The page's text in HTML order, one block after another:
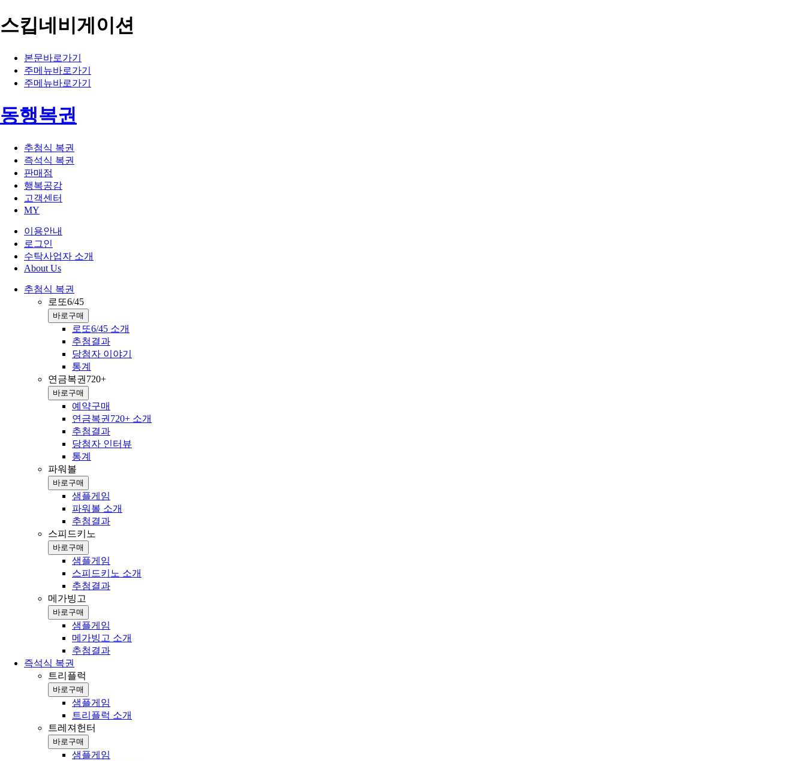
스킵네비게이션
본문바로가기
주메뉴바로가기
주메뉴바로가기
동행복권
추첨식 복권
즉석식 복권
판매점
행복공감
고객센터
MY
이용안내
로그인
수탁사업자 소개
About Us
추첨식 복권
로또6/45
바로구매
로또6/45 소개
추첨결과
당첨자 이야기
통계
연금복권720+
바로구매
예약구매
연금복권720+ 소개
추첨결과
당첨자 인터뷰
통계
파워볼
바로구매
샘플게임
파워볼 소개
추첨결과
스피드키노
바로구매
샘플게임
스피드키노 소개
추첨결과
메가빙고
바로구매
샘플게임
메가빙고 소개
추첨결과
즉석식 복권
트리플럭
바로구매
샘플게임
트리플럭 소개
트레져헌터
바로구매
샘플게임